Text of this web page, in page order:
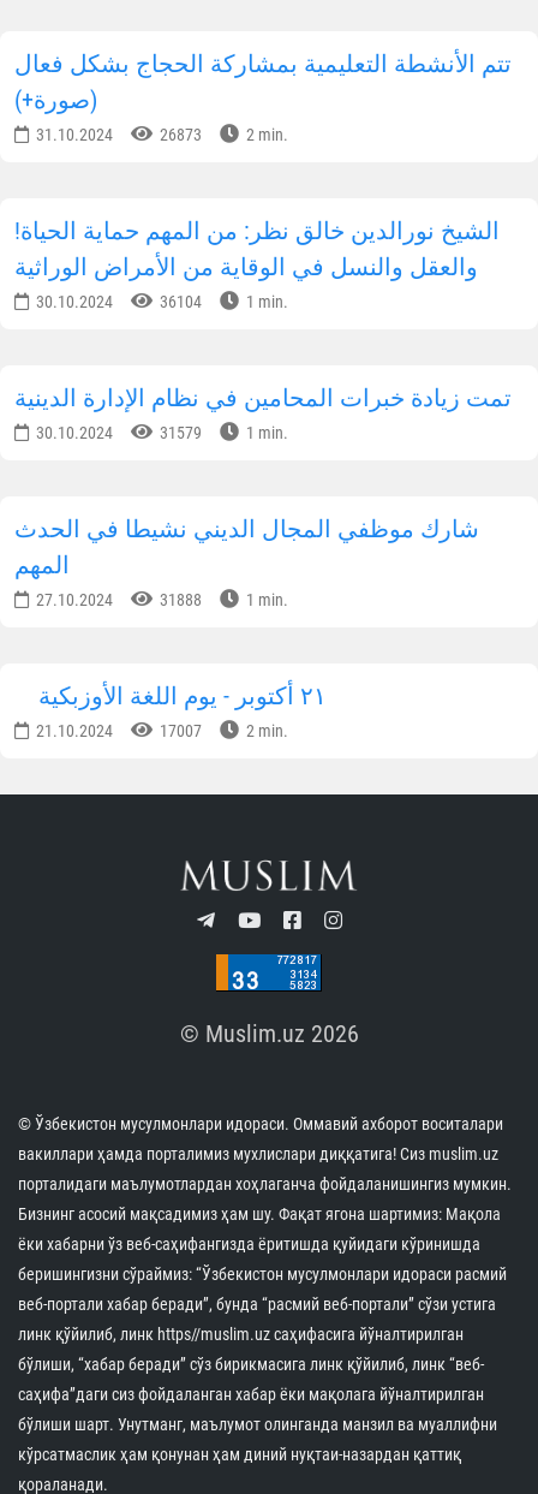
تتم الأنشطة التعليمية بمشاركة الحجاج بشكل فعال
(صورة+)
31.10.2024 26873 2 min.
!الشيخ نورالدين خالق نظر: من المهم حماية الحياة
والعقل والنسل في الوقاية من الأمراض الوراثية
30.10.2024 36104 1 min.
تمت زيادة خبرات المحامين في نظام الإدارة الدينية
30.10.2024 31579 1 min.
شارك موظفي المجال الديني نشيطا في الحدث
المهم
27.10.2024 31888 1 min.
٢١ أكتوبر - يوم اللغة الأوزبكية
21.10.2024 17007 2 min.
© Muslim.uz 2026
© Ўзбекистон мусулмонлари идораси. Оммавий ахборот воситалари
вакиллари ҳамда порталимиз мухлислари диққатига! Сиз muslim.uz
порталидаги маълумотлардан хоҳлаганча фойдаланишингиз мумкин.
Бизнинг асосий мақсадимиз ҳам шу. Фақат ягона шартимиз: Мақола
ёки хабарни ўз веб-саҳифангизда ёритишда қуйидаги кўринишда
беришингизни сўраймиз: “Ўзбекистон мусулмонлари идораси расмий
веб-портали хабар беради”, бунда “расмий веб-портали” сўзи устига
линк қўйилиб, линк https//muslim.uz саҳифасига йўналтирилган
бўлиши, “хабар беради” сўз бирикмасига линк қўйилиб, линк “веб-
саҳифа”даги сиз фойдаланган хабар ёки мақолага йўналтирилган
бўлиши шарт. Унутманг, маълумот олинганда манзил ва муаллифни
кўрсатмаслик ҳам қонунан ҳам диний нуқтаи-назардан қаттиқ
қораланади.